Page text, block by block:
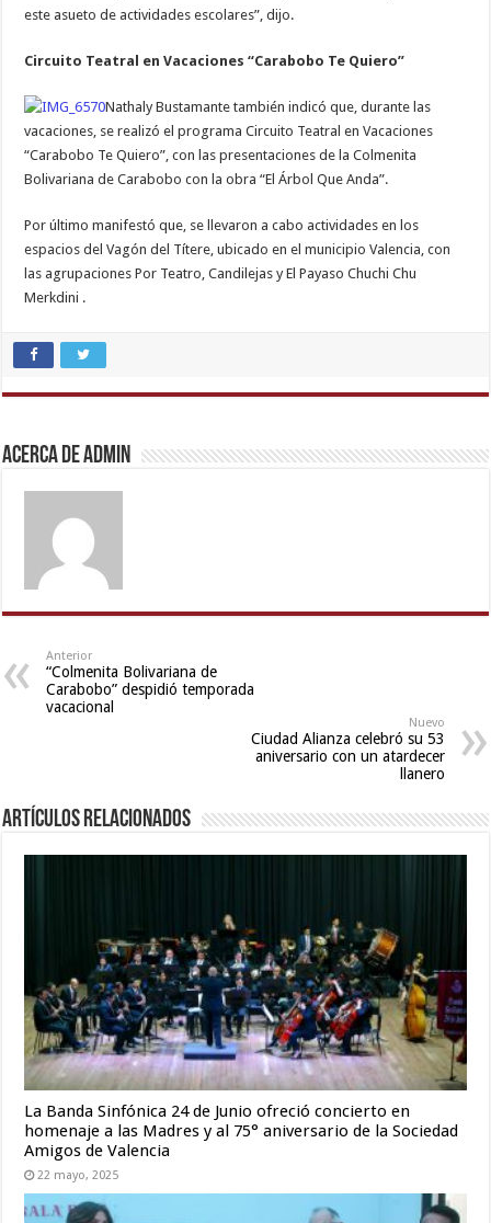
este asueto de actividades escolares”, dijo.
Circuito Teatral en Vacaciones “Carabobo Te Quiero”
Nathaly Bustamante también indicó que, durante las
vacaciones, se realizó el programa Circuito Teatral en Vacaciones
“Carabobo Te Quiero”, con las presentaciones de la Colmenita
Bolivariana de Carabobo con la obra “El Árbol Que Anda”.
Por último manifestó que, se llevaron a cabo actividades en los
espacios del Vagón del Títere, ubicado en el municipio Valencia, con
las agrupaciones Por Teatro, Candilejas y El Payaso Chuchi Chu
Merkdini .
indian
sex,
kajal
xxx
video,
english
movies
sunny
leone
video
xxx,
xxx
hd
Acerca de admin
Anterior
“Colmenita Bolivariana de
Carabobo” despidió temporada
vacacional
Nuevo
Ciudad Alianza celebró su 53
aniversario con un atardecer
llanero
Artículos relacionados
La Banda Sinfónica 24 de Junio ofreció concierto en
homenaje a las Madres y al 75° aniversario de la Sociedad
Amigos de Valencia
22 mayo, 2025